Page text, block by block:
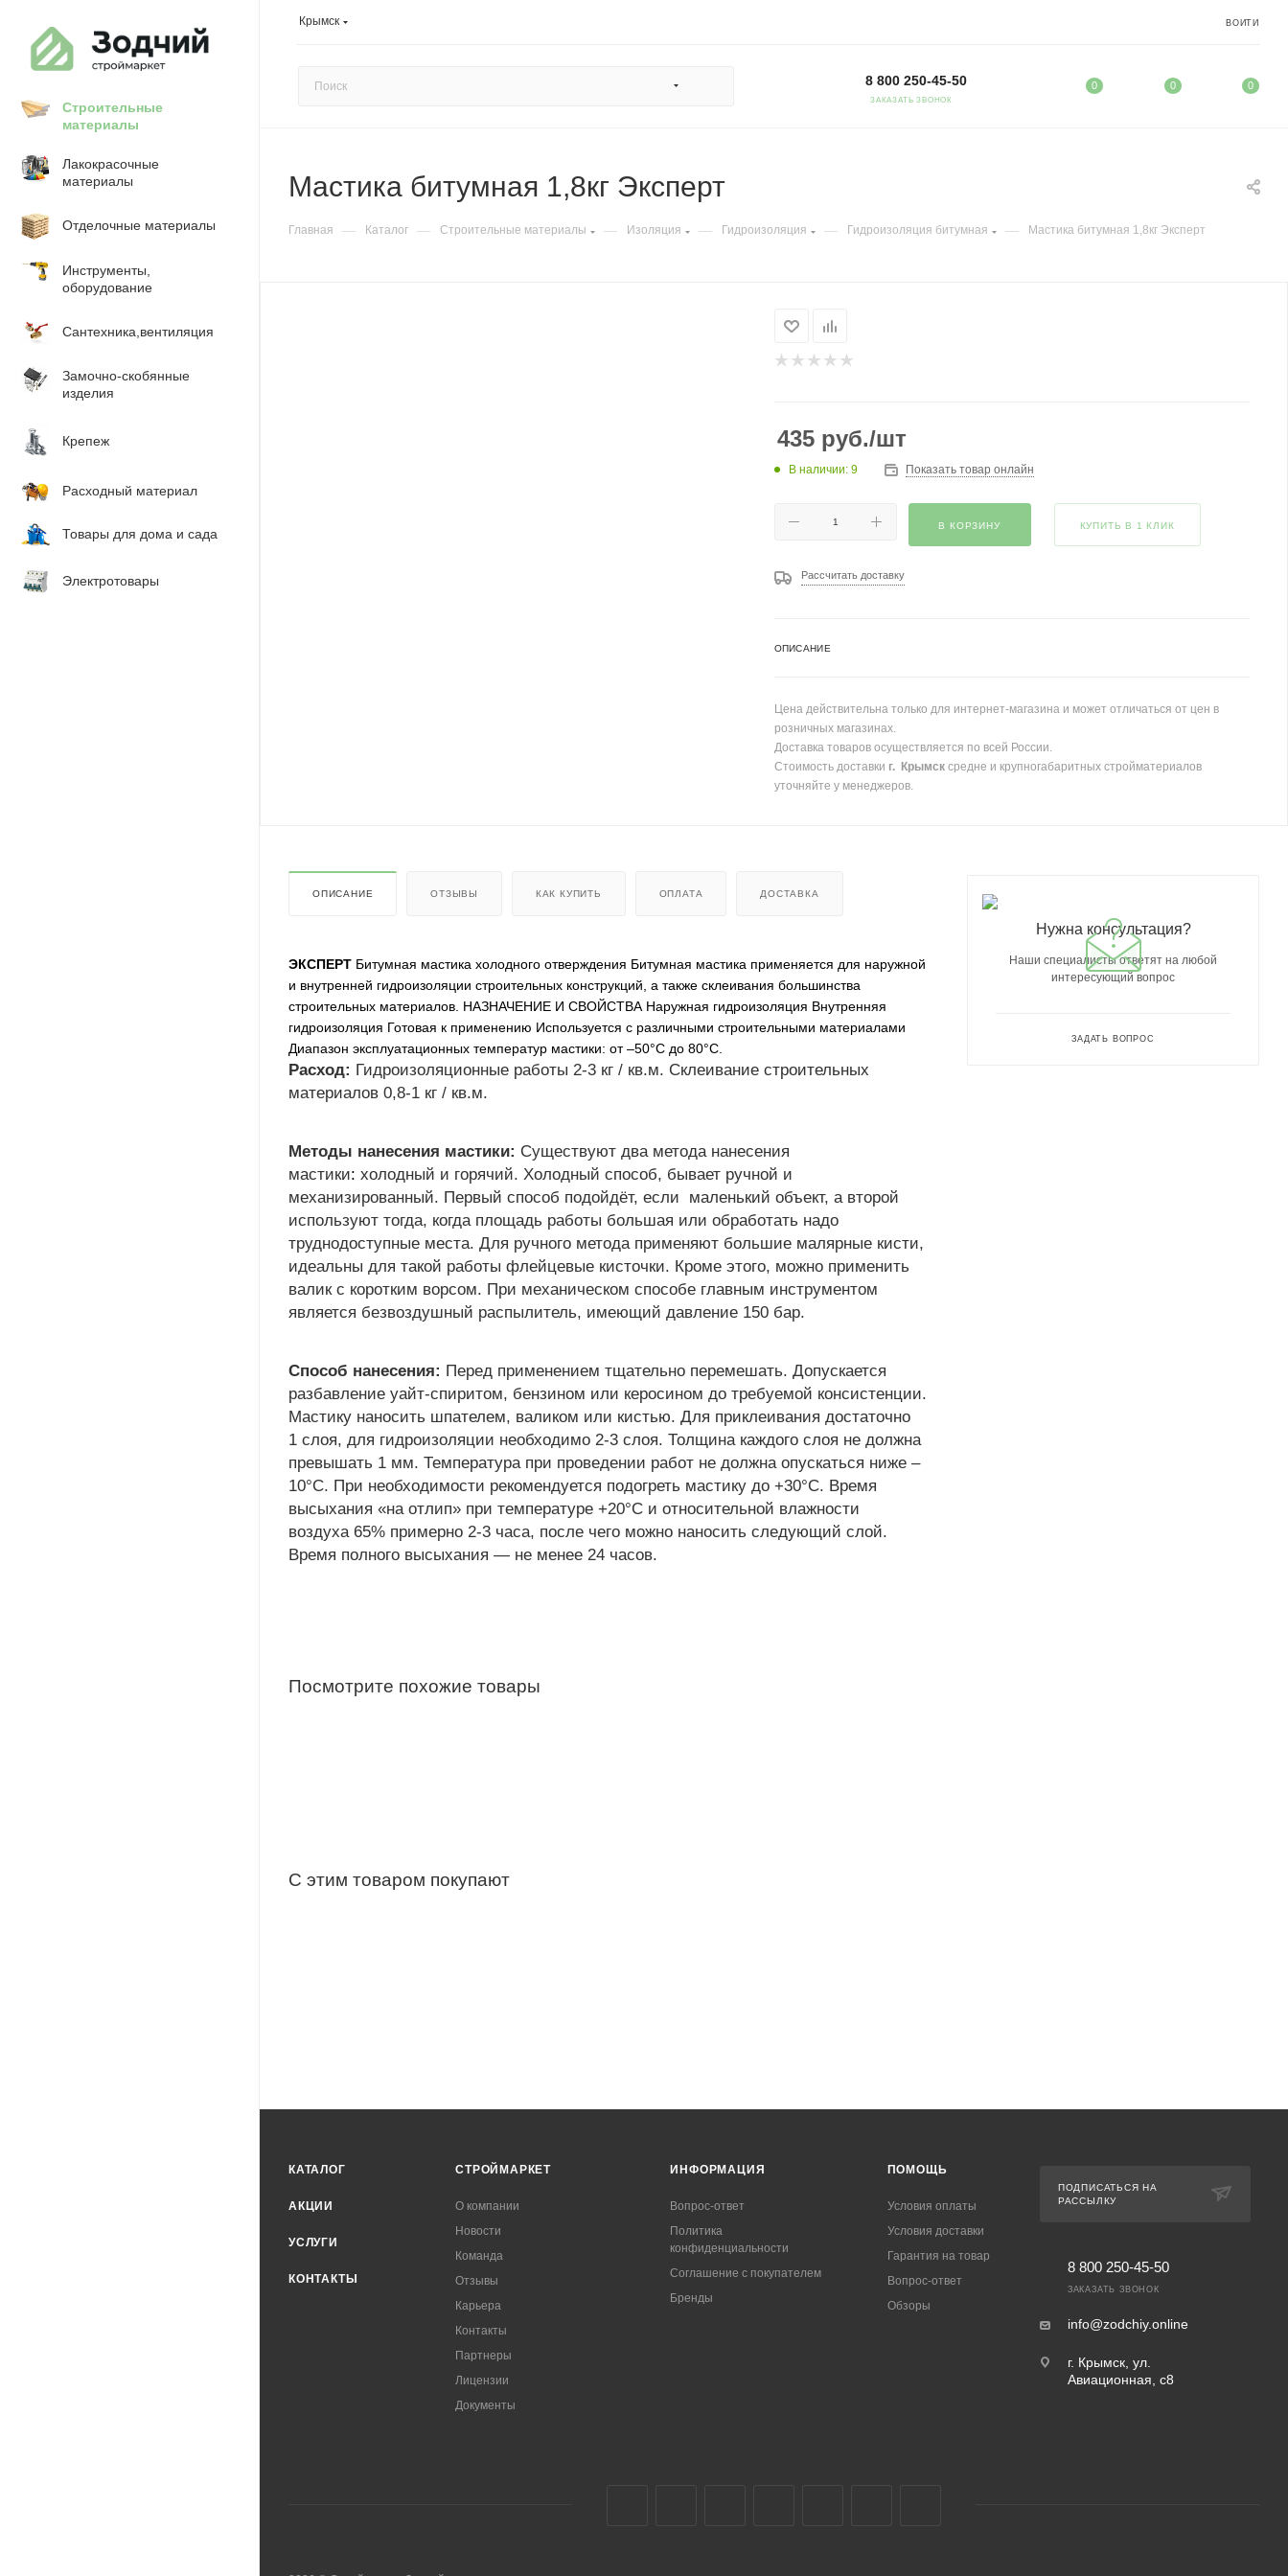
Крымск ВОЙТИ
8 800 250-45-50
ЗАКАЗАТЬ ЗВОНОК
0 0 0
Строительные
материалы
Лакокрасочные
материалы
Отделочные материалы
Инструменты,
оборудование
Сантехника,вентиляция
Замочно-скобянные
изделия
Крепеж
Расходный материал
Товары для дома и сада
Электротовары
Мастика битумная 1,8кг Эксперт
Главная — Каталог — Строительные материалы — Изоляция — Гидроизоляция — Гидроизоляция битумная — Мастика битумная 1,8кг Эксперт
435руб./шт
В наличии: 9 Показать товар онлайн
В КОРЗИНУ КУПИТЬ В 1 КЛИК
Рассчитать доставку
ОПИСАНИЕ
Цена действительна только для интернет-магазина и может отличаться от цен в
розничных магазинах.
Доставка товаров осуществляется по всей России.
Стоимость доставки г. Крымсксредне и крупногабаритных стройматериалов
уточняйте у менеджеров.
ОПИСАНИЕ ОТЗЫВЫ КАК КУПИТЬ ОПЛАТА ДОСТАВКА
ЭКСПЕРТ Битумная мастика холодного отверждения Битумная мастика применяется для наружной
и внутренней гидроизоляции строительных конструкций, а также склеивания большинства
строительных материалов. НАЗНАЧЕНИЕ И СВОЙСТВА Наружная гидроизоляция Внутренняя
гидроизоляция Готовая к применению Используется с различными строительными материалами
Диапазон эксплуатационных температур мастики: от –50°С до 80°С.
Расход: Гидроизоляционные работы 2-3 кг / кв.м. Склеивание строительных
материалов 0,8-1 кг / кв.м.
Методы нанесения мастики: Существуют два метода нанесения
мастики: холодный и горячий. Холодный способ, бывает ручной и
механизированный. Первый способ подойдёт, если маленький объект, а второй
используют тогда, когда площадь работы большая или обработать надо
труднодоступные места. Для ручного метода применяют большие малярные кисти,
идеальны для такой работы флейцевые кисточки. Кроме этого, можно применить
валик с коротким ворсом. При механическом способе главным инструментом
является безвоздушный распылитель, имеющий давление 150 бар.
Способ нанесения: Перед применением тщательно перемешать. Допускается
разбавление уайт-спиритом, бензином или керосином до требуемой консистенции.
Мастику наносить шпателем, валиком или кистью. Для приклеивания достаточно
1 слоя, для гидроизоляции необходимо 2-3 слоя. Толщина каждого слоя не должна
превышать 1 мм. Температура при проведении работ не должна опускаться ниже –
10°C. При необходимости рекомендуется подогреть мастику до +30°C. Время
высыхания «на отлип» при температуре +20°C и относительной влажности
воздуха 65% примерно 2-3 часа, после чего можно наносить следующий слой.
Время полного высыхания — не менее 24 часов.
Посмотрите похожие товары
С этим товаром покупают
Нужна консультация?
Наши специалисты ответят на любой
интересующий вопрос
ЗАДАТЬ ВОПРОС
КАТАЛОГ
АКЦИИ
УСЛУГИ
КОНТАКТЫ
СТРОЙМАРКЕТ
О компании
Новости
Команда
Отзывы
Карьера
Контакты
Партнеры
Лицензии
Документы
ИНФОРМАЦИЯ
Вопрос-ответ
Политика
конфиденциальности
Соглашение с покупателем
Бренды
ПОМОЩЬ
Условия оплаты
Условия доставки
Гарантия на товар
Вопрос-ответ
Обзоры
ПОДПИСАТЬСЯ НА
РАССЫЛКУ
8 800 250-45-50
ЗАКАЗАТЬ ЗВОНОК
info@zodchiy.online
г. Крымск, ул.
Авиационная, с8